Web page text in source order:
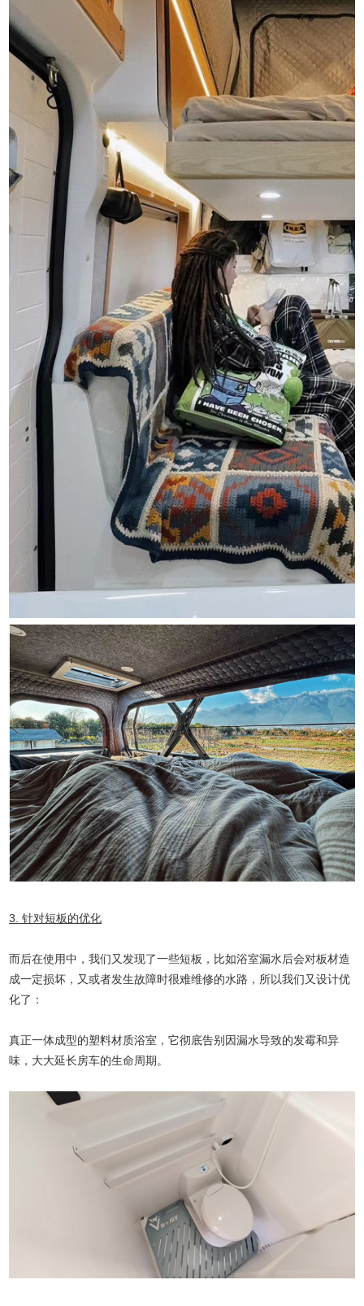
3. 针对短板的优化
而后在使用中，我们又发现了一些短板，比如浴室漏水后会对板材造
成一定损坏，又或者发生故障时很难维修的水路，所以我们又设计优
化了：
真正一体成型的塑料材质浴室，它彻底告别因漏水导致的发霉和异
味，大大延长房车的生命周期。